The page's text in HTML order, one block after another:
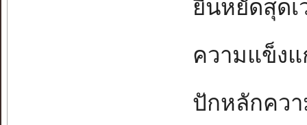
ยืนหยัดสุดเ
ความแข็งแ
ปักหลักคว